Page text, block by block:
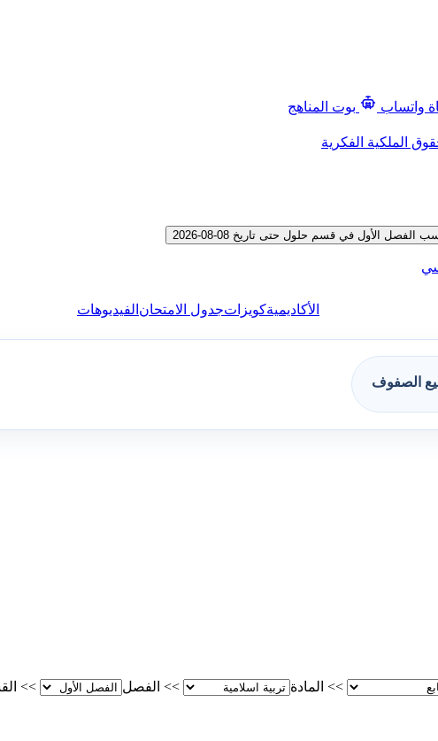
واتساب
بوت المناهج
الملكية الفكرية
الأول في قسم حلول حتى تاريخ 08-08-2026
الأكاديميةكويزاتجدول الامتحان الفيديوهات
الصفوف
>> المادة >> الفصل >>